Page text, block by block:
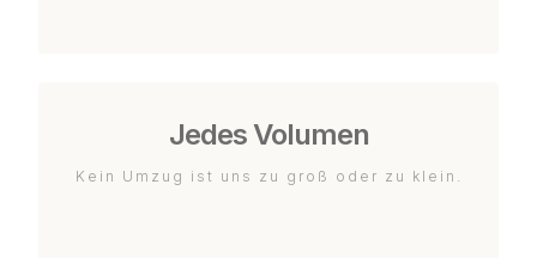
Jedes Volumen
Kein Umzug ist uns zu groß oder zu klein.